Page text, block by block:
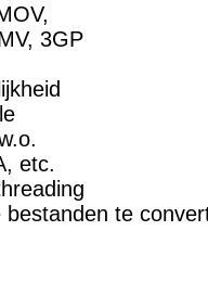
3GP
etc.
te